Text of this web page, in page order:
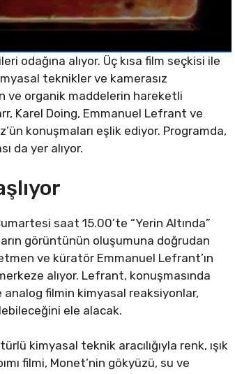
odağına alıyor. Üç kısa film seçkisi ile
teknikler ve kamerasız
ve organik maddelerin hareketli
Karel Doing, Emmanuel Lefrant ve
konuşmaları eşlik ediyor. Programda,
da yer alıyor.
saat 15.00’te “Yerin Altında”
görüntünün oluşumuna doğrudan
ve küratör Emmanuel Lefrant’ın
alıyor. Lefrant, konuşmasında
filmin kimyasal reaksiyonlar,
ele alacak.
kimyasal teknik aracılığıyla renk, ışık
filmi, Monet’nin gökyüzü, su ve